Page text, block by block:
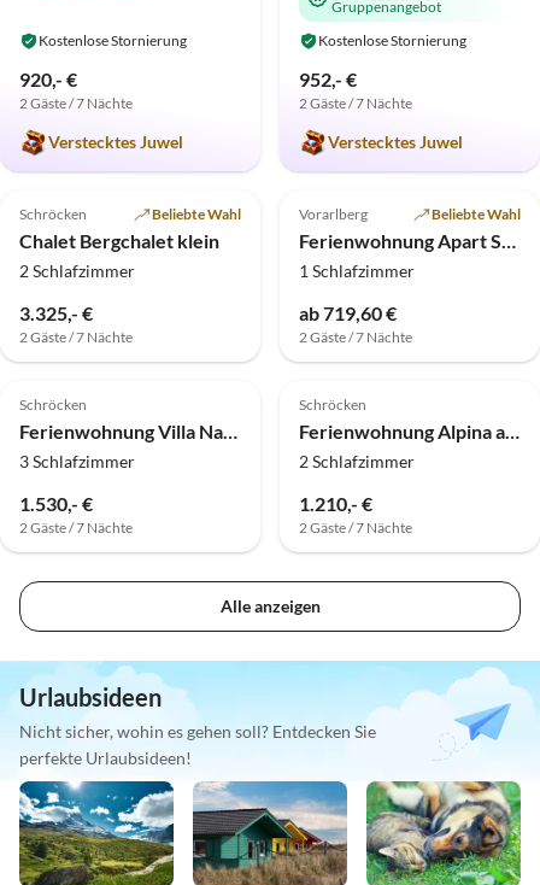
Kostenlose Stornierung
920,- €
2 Gäste / 7 Nächte
Verstecktes Juwel
Gruppenangebot
Kostenlose Stornierung
952,- €
2 Gäste / 7 Nächte
Verstecktes Juwel
Top-Inserat
Schröcken Beliebte Wahl
Chalet Bergchalet klein
2 Schlafzimmer
3.325,- €
2 Gäste / 7 Nächte
Top-Inserat
Vorarlberg Beliebte Wahl
Ferienwohnung Apart Solaria
1 Schlafzimmer
ab 719,60 €
2 Gäste / 7 Nächte
Top-Inserat
Schröcken
Ferienwohnung Villa Natur - wohnen der anderen Art
3 Schlafzimmer
1.530,- €
2 Gäste / 7 Nächte
Top-Inserat
Schröcken
Ferienwohnung Alpina appartements
2 Schlafzimmer
1.210,- €
2 Gäste / 7 Nächte
Alle anzeigen
Urlaubsideen
Nicht sicher, wohin es gehen soll? Entdecken Sie
perfekte Urlaubsideen!